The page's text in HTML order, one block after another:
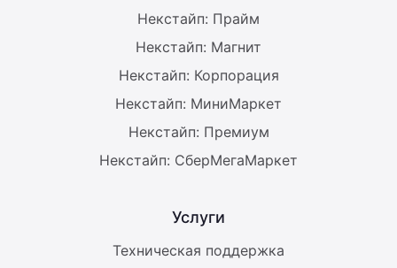
Некстайп: Прайм
Некстайп: Магнит
Некстайп: Корпорация
Некстайп: МиниМаркет
Некстайп: Премиум
Некстайп: СберМегаМаркет
Услуги
Техническая поддержка